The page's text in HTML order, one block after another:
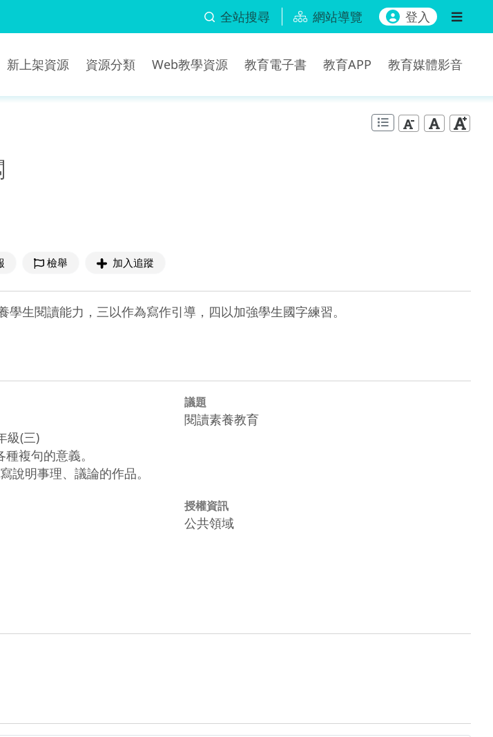
全站搜尋 網站導覽 登入
新上架資源 資源分類 Web教學資源 教育電子書 教育APP 教育媒體影音
檢舉 加入追蹤
生閱讀能力，三以作為寫作引導，四以加強學生國字練習。
級(三)
複句的意義。
說明事理、議論的作品。
議題
閱讀素養教育
授權資訊
公共領域